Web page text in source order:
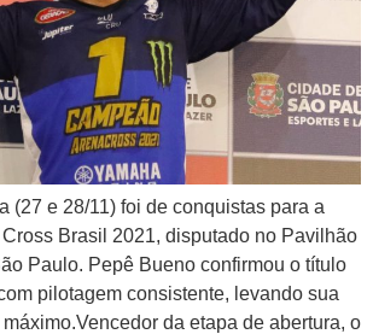
(27 e 28/11) foi de conquistas para a
Brasil 2021, disputado no Pavilhão
Paulo. Pepê Bueno confirmou o título
pilotagem consistente, levando sua
da etapa de abertura, o